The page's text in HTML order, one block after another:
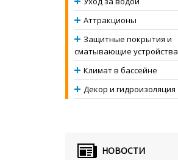
Аттракционы
Защитные покрытия и
сматывающие устройства
Климат в бассейне
Декор и гидроизоляция
НОВОСТИ